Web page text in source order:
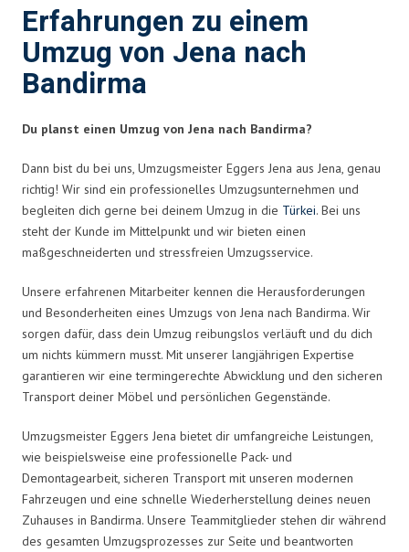
Erfahrungen zu einem
Umzug von Jena nach
Bandirma
Du planst einen Umzug von Jena nach Bandirma?
Dann bist du bei uns, Umzugsmeister Eggers Jena aus Jena, genau
richtig! Wir sind ein professionelles Umzugsunternehmen und
begleiten dich gerne bei deinem Umzug in die Türkei. Bei uns
steht der Kunde im Mittelpunkt und wir bieten einen
maßgeschneiderten und stressfreien Umzugsservice.
Unsere erfahrenen Mitarbeiter kennen die Herausforderungen
und Besonderheiten eines Umzugs von Jena nach Bandirma. Wir
sorgen dafür, dass dein Umzug reibungslos verläuft und du dich
um nichts kümmern musst. Mit unserer langjährigen Expertise
garantieren wir eine termingerechte Abwicklung und den sicheren
Transport deiner Möbel und persönlichen Gegenstände.
Umzugsmeister Eggers Jena bietet dir umfangreiche Leistungen,
wie beispielsweise eine professionelle Pack- und
Demontagearbeit, sicheren Transport mit unseren modernen
Fahrzeugen und eine schnelle Wiederherstellung deines neuen
Zuhauses in Bandirma. Unsere Teammitglieder stehen dir während
des gesamten Umzugsprozesses zur Seite und beantworten